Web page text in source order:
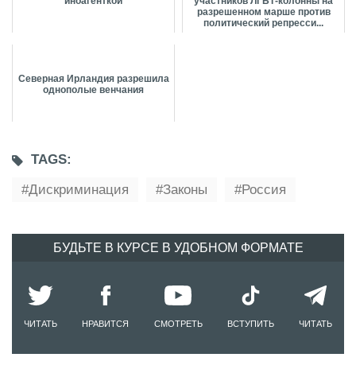
разрешенном марше против
политический репресси...
Северная Ирландия разрешила
однополые венчания
TAGS:
Дискриминация
Законы Россия
БУДЬТЕ В КУРСЕ В УДОБНОМ ФОРМАТЕ
ЧИТАТЬ НРАВИТСЯ СМОТРЕТЬ ВСТУПИТЬ ЧИТАТЬ